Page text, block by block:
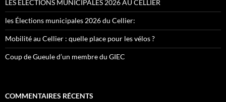
LES ÉLECTIONS MUNICIPALES 2026 AU CELLIER
les Élections municipales 2026 du Cellier:
Mobilité au Cellier : quelle place pour les vélos ?
Coup de Gueule d’un membre du GIEC
COMMENTAIRES RÉCENTS